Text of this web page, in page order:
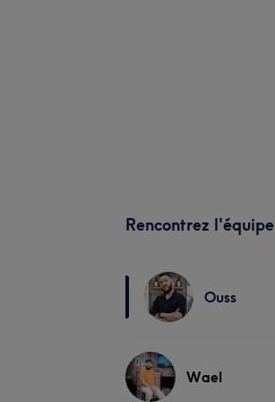
Rencontrez l'équipe
Ouss
Wael